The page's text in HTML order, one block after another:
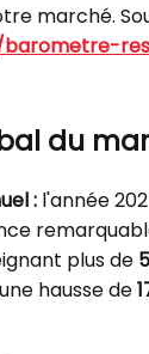
marché.
du
: l'année
plus de
hausse de